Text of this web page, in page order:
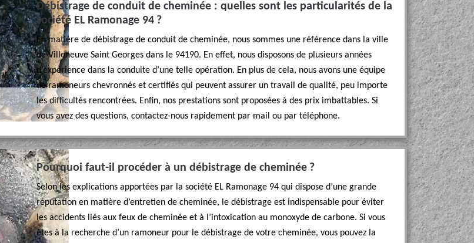
Débistrage de conduit de cheminée : quelles sont les particularités de la
société EL Ramonage 94 ?
En matière de débistrage de conduit de cheminée, nous sommes une référence dans la ville
de Villeneuve Saint Georges dans le 94190. En effet, nous disposons de plusieurs années
d’expérience dans la conduite d’une telle opération. En plus de cela, nous avons une équipe
de ramoneurs chevronnés et certifiés qui peuvent assurer un travail de qualité, peu importe
les difficultés rencontrées. Enfin, nos prestations sont proposées à des prix imbattables. Si
vous avez des questions, contactez-nous rapidement par mail ou par téléphone.
Pourquoi faut-il procéder à un débistrage de cheminée ?
Selon les explications apportées par la société EL Ramonage 94 qui dispose d’une grande
réputation en matière d’entretien de cheminée, le débistrage est indispensable pour éviter
les accidents liés aux feux de cheminée et à l’intoxication au monoxyde de carbone. Si vous
êtes à la recherche d’un ramoneur pour le débistrage de votre cheminée, vous pouvez la